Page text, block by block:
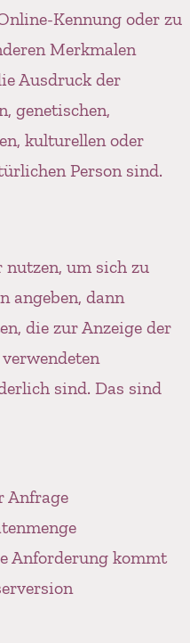
Kennung oder zu
Merkmalen
Ausdruck der
genetischen,
kulturellen oder
Person sind.
nutzen, um sich zu
angeben, dann
die zur Anzeige der
sind. Das sind
Anfrage
Anforderung kommt